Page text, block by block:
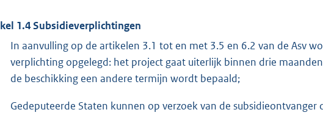
1.4 Subsidieverplichtingen
In aanvulling op de artikelen 3.1 tot en met 3.5 en 6.2 van de Asv
verplichting opgelegd: het project gaat uiterlijk binnen drie
de beschikking een andere termijn wordt bepaald;
Gedeputeerde Staten kunnen op verzoek van de